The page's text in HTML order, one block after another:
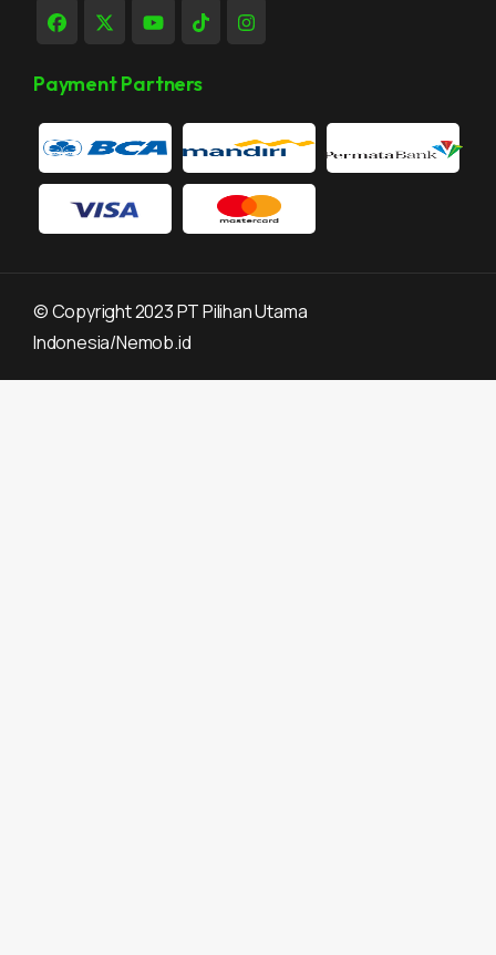
Payment Partners
©Copyright 2023 PT Pilihan Utama
Indonesia/Nemob.id